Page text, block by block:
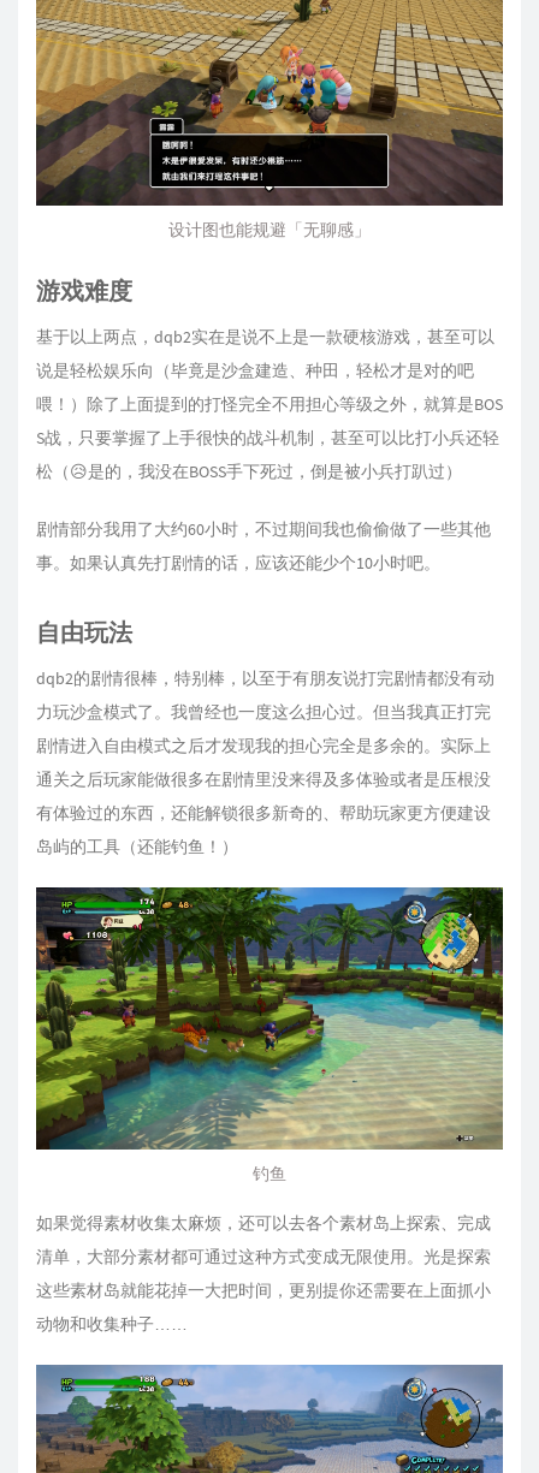
设计图也能规避「无聊感」
游戏难度
基于以上两点，dqb2实在是说不上是一款硬核游戏，甚至可以
说是轻松娱乐向（毕竟是沙盒建造、种田，轻松才是对的吧
喂！）除了上面提到的打怪完全不用担心等级之外，就算是BOS
S战，只要掌握了上手很快的战斗机制，甚至可以比打小兵还轻
松（😥是的，我没在BOSS手下死过，倒是被小兵打趴过）
剧情部分我用了大约60小时，不过期间我也偷偷做了一些其他
事。如果认真先打剧情的话，应该还能少个10小时吧。
自由玩法
dqb2的剧情很棒，特别棒，以至于有朋友说打完剧情都没有动
力玩沙盒模式了。我曾经也一度这么担心过。但当我真正打完
剧情进入自由模式之后才发现我的担心完全是多余的。实际上
通关之后玩家能做很多在剧情里没来得及多体验或者是压根没
有体验过的东西，还能解锁很多新奇的、帮助玩家更方便建设
岛屿的工具（还能钓鱼！）
钓鱼
如果觉得素材收集太麻烦，还可以去各个素材岛上探索、完成
清单，大部分素材都可通过这种方式变成无限使用。光是探索
这些素材岛就能花掉一大把时间，更别提你还需要在上面抓小
动物和收集种子……